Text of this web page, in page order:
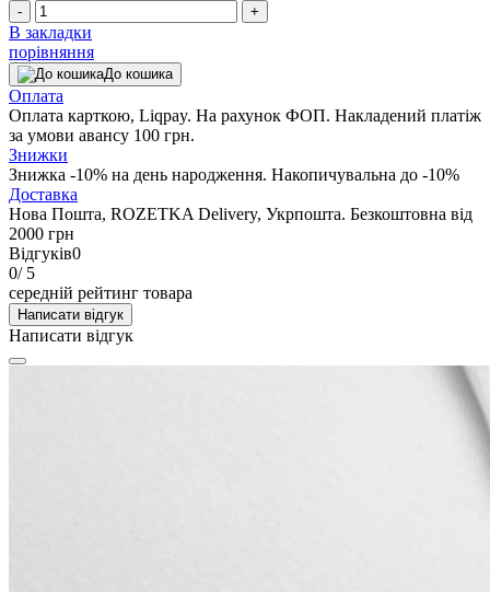
- +
В закладки
порівняння
До кошика
Оплата
Оплата карткою, Liqpay. На рахунок ФОП. Накладений платіж
за умови авансу 100 грн.
Знижки
Знижка -10% на день народження. Накопичувальна до -10%
Доставка
Нова Пошта, ROZETKA Delivery, Укрпошта. Безкоштовна від
2000 грн
Відгуків0
0/ 5
середній рейтинг товара
Написати відгук
Написати відгук